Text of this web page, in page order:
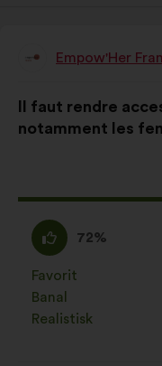
Forslag
Empow'Her
indhold:
Il faut rendre
notamment les
følgende
fordeling:
Enig
:
72%
Dette
forslag
er
kvalificeret
som:
Favorit
:gang
Banal
:gang
Realistisk
:gang